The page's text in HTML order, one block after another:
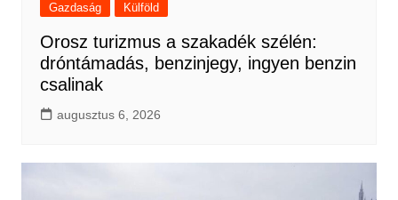
Gazdaság Külföld
Orosz turizmus a szakadék szélén:
dróntámadás, benzinjegy, ingyen benzin
csalinak
augusztus 6, 2026